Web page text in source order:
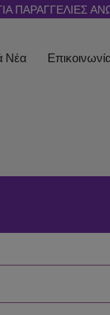
ΠΑΡΑΓΓΕΛΙΕΣ
Νέα